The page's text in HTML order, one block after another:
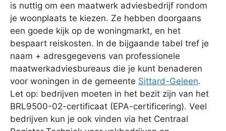
is nuttig om een maatwerk adviesbedrijf rondom
je woonplaats te kiezen. Ze hebben doorgaans
een goede kijk op de woningmarkt, en het
bespaart reiskosten. In de bijgaande tabel tref je
naam + adresgegevens van professionele
maatwerkadviesbureaus die je kunt benaderen
voor woningen in de gemeente Sittard-Geleen.
Let op: bedrijven moeten in het bezit zijn van het
BRL9500-02-certificaat (EPA-certificering). Veel
bedrijven kun je ook vinden via het Centraal